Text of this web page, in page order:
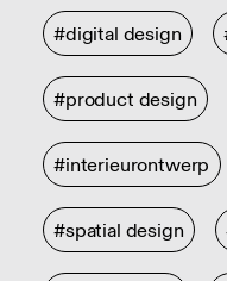
#digital design
#product design
#interieurontwerp
#spatial design